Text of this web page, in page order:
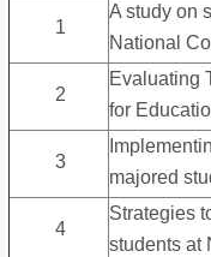
1
A study on
National
2
Evaluating
for
3
majored
4
Strategies
students at